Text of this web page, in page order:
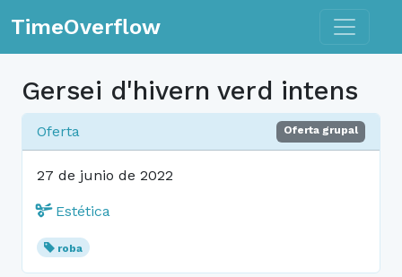
TimeOverflow Toggle
Gersei d'hivern verd intens
Oferta Oferta grupal
27 de junio de 2022
Estética
roba